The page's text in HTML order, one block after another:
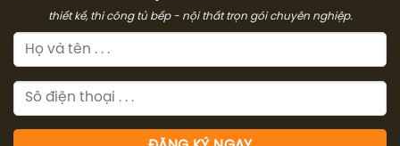
thiết kế, thi công tủ bếp - nội thất trọn gói chuyên nghiệp.